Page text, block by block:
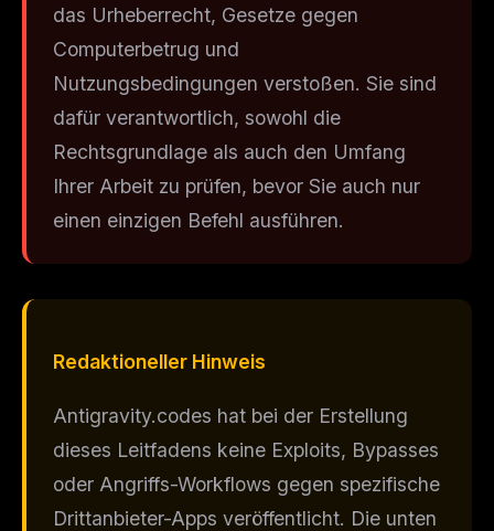
das Urheberrecht, Gesetze gegen
Computerbetrug und
Nutzungsbedingungen verstoßen. Sie sind
dafür verantwortlich, sowohl die
Rechtsgrundlage als auch den Umfang
Ihrer Arbeit zu prüfen, bevor Sie auch nur
einen einzigen Befehl ausführen.
Redaktioneller Hinweis
Antigravity.codes hat bei der Erstellung
dieses Leitfadens keine Exploits, Bypasses
oder Angriffs-Workflows gegen spezifische
Drittanbieter-Apps veröffentlicht. Die unten